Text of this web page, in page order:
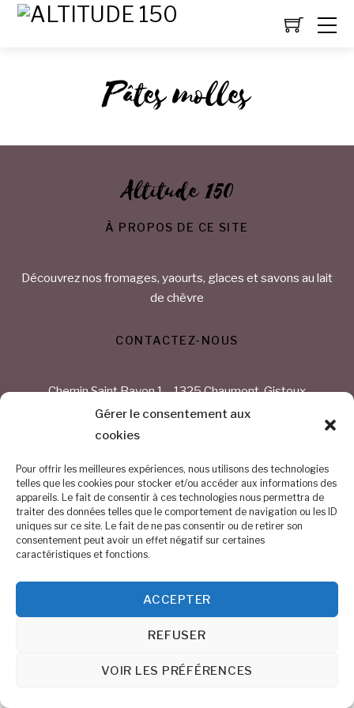
Gérer le consentement aux
cookies
Pour offrir les meilleures expériences, nous utilisons des technologies
telles que les cookies pour stocker et/ou accéder aux informations des
appareils. Le fait de consentir à ces technologies nous permettra de
traiter des données telles que le comportement de navigation ou les ID
uniques sur ce site. Le fait de ne pas consentir ou de retirer son
consentement peut avoir un effet négatif sur certaines
caractéristiques et fonctions.
ACCEPTER
REFUSER
VOIR LES PRÉFÉRENCES
Pâtes molles
Altitude 150
©Altitude 1502026
À PROPOS DE CE SITE
Découvrez nos fromages, yaourts, glaces et savons au lait
de chèvre
CONTACTEZ-NOUS
Chemin Saint Bavon 1 – 1325 Chaumont-Gistoux
info@altitude150.be